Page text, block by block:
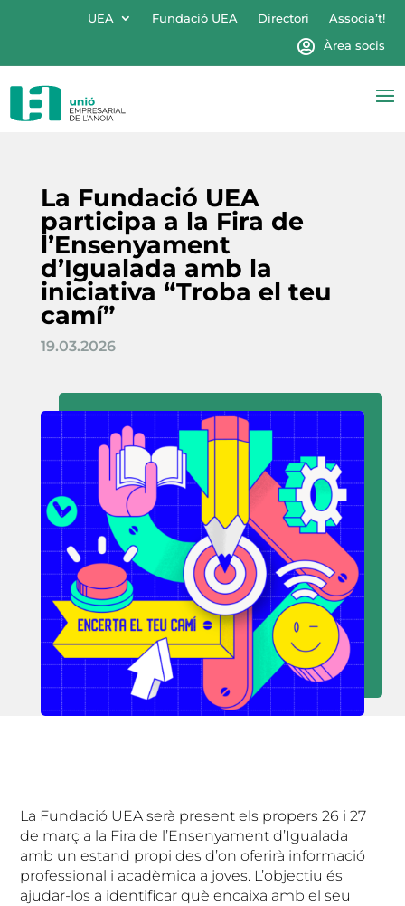
UEA Fundació UEA Directori
Associa’t!
Àrea socis
La Fundació UEA
participa a la Fira de
l’Ensenyament
d’Igualada amb la
iniciativa “Troba el teu
camí”
19.03.2026
La Fundació UEA serà present els propers 26 i 27
de març a la Fira de l’Ensenyament d’Igualada
amb un estand propi des d’on oferirà informació
professional i acadèmica a joves. L’objectiu és
ajudar-los a identificar què encaixa amb el seu